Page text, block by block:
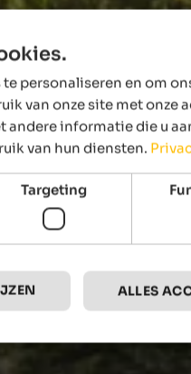
personaliseren en om
van onze site met onze
andere informatie die u
van hun diensten.
Targeting
ALLES